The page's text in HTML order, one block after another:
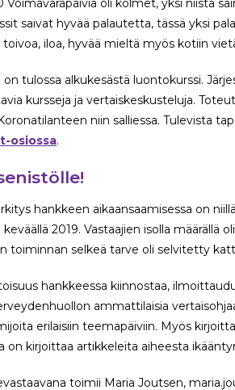
Voimavarapäiviä oli kolmet, yksi niistä
saivat hyvää palautetta, tässä yksi
iloa, hyvää mieltä myös kotiin
on tulossa alkukesästä luontokurssi.
kursseja ja vertaiskeskusteluja.
niin salliessa. Tulevista
osiossa.
hankkeen aikaansaamisessa on
2019. Vastaajien isolla määrällä
toiminnan selkeä tarve oli selvitetty
hankkeessa kiinnostaa,
ammattilaisia
erilaisiin teemapäiviin. Myös
on kirjoittaa artikkeleita aiheesta
toimii Maria Joutsen,